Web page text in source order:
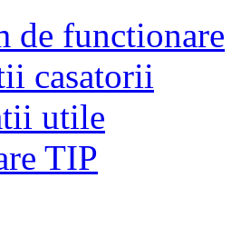
de functionare
casatorii
utile
TIP